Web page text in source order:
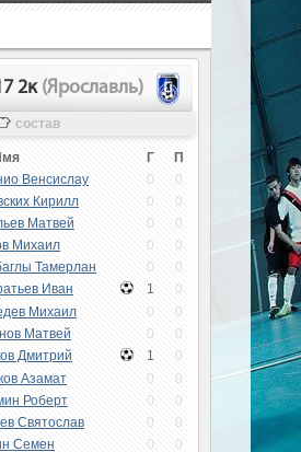
2к (Ярославль)
состав
Г П
Венсислау 0 0
Кирилл 0 0
Матвей 0 0
Михаил 0 0
Тамерлан 0 0
Иван 1 0
Михаил 0 0
Матвей 0 0
Дмитрий 1 0
Азамат 0 0
Роберт 0 0
Святослав 0 0
Семен 0 0